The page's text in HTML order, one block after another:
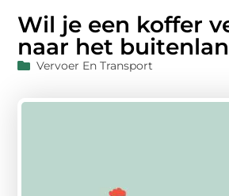
Wil je een koffer
naar het
Vervoer En Transport